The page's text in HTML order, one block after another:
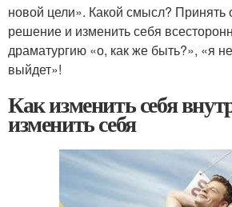
новой цели». Какой смысл? Принять
решение и изменить себя
драматургию «о, как же быть?», «я
выйдет»!
Как изменить себя
изменить себя